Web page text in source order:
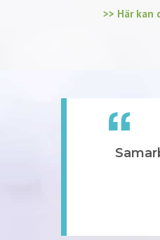
>> Här